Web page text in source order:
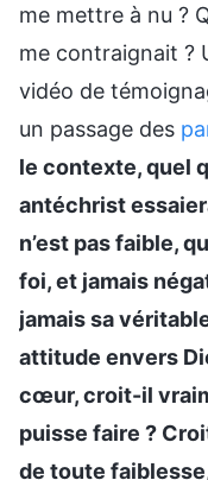
me mettre à nu ?
me contraignait ?
vidéo de
un passage des
le contexte, quel
antéchrist
n’est pas faible,
foi, et jamais
jamais sa
attitude envers
cœur, croit-il
puisse faire ?
de toute